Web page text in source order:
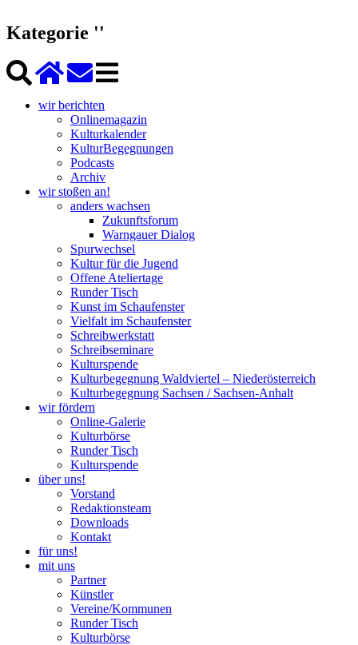
Kategorie ''
wir berichten
Onlinemagazin
Kulturkalender
KulturBegegnungen
Podcasts
Archiv
wir stoßen an!
anders wachsen
Zukunftsforum
Warngauer Dialog
Spurwechsel
Kultur für die Jugend
Offene Ateliertage
Runder Tisch
Kunst im Schaufenster
Vielfalt im Schaufenster
Schreibwerkstatt
Schreibseminare
Kulturspende
Kulturbegegnung Waldviertel – Niederösterreich
Kulturbegegnung Sachsen / Sachsen-Anhalt
wir fördern
Online-Galerie
Kulturbörse
Runder Tisch
Kulturspende
über uns!
Vorstand
Redaktionsteam
Downloads
Kontakt
für uns!
mit uns
Partner
Künstler
Vereine/Kommunen
Runder Tisch
Kulturbörse